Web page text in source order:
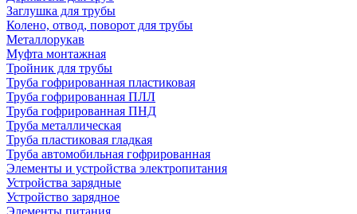
Заглушка для трубы
Колено, отвод, поворот для трубы
Металлорукав
Муфта монтажная
Тройник для трубы
Труба гофрированная пластиковая
Труба гофрированная ПЛЛ
Труба гофрированная ПНД
Труба металлическая
Труба пластиковая гладкая
Труба автомобильная гофрированная
Элементы и устройства электропитания
Устройства зарядные
Устройство зарядное
Элементы питания